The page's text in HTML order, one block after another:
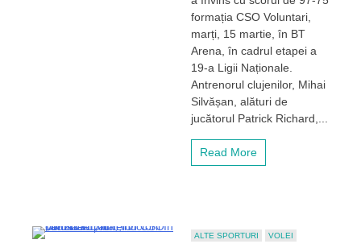
și
Patrick
după
lui
BT
formația CSO Voluntari,
marți, 15 martie, în BT
Arena, în cadrul etapei a
19-a Ligii Naționale.
Antrenorul clujenilor, Mihai
Silvășan, alături de
jucătorul Patrick Richard,...
Read More
ALTE SPORTURI VOLEI